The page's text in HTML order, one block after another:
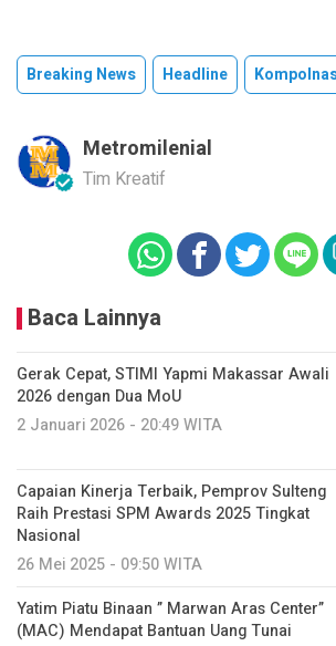
Breaking News Headline
Metromilenial
Tim Kreatif
Baca Lainnya
Gerak Cepat, STIMI Yapmi Makassar Awali
2026 dengan Dua MoU
2 Januari 2026 - 20:49 WITA
Capaian Kinerja Terbaik, Pemprov Sulteng
Raih Prestasi SPM Awards 2025 Tingkat
Nasional
26 Mei 2025 - 09:50 WITA
Yatim Piatu Binaan ” Marwan Aras Center”
(MAC) Mendapat Bantuan Uang Tunai